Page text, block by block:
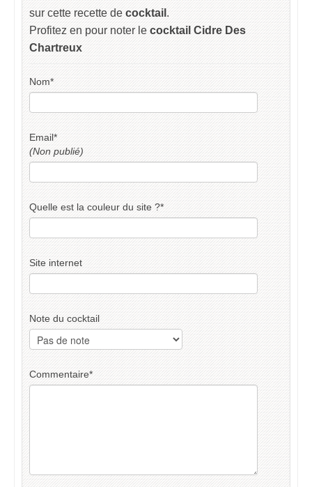
sur cette recette de cocktail .
Profitez en pour noter le cocktail Cidre Des
Chartreux
Nom*
Email*
(Non publié)
Quelle est la couleur du site ?*
Site internet
Note du cocktail
Commentaire*